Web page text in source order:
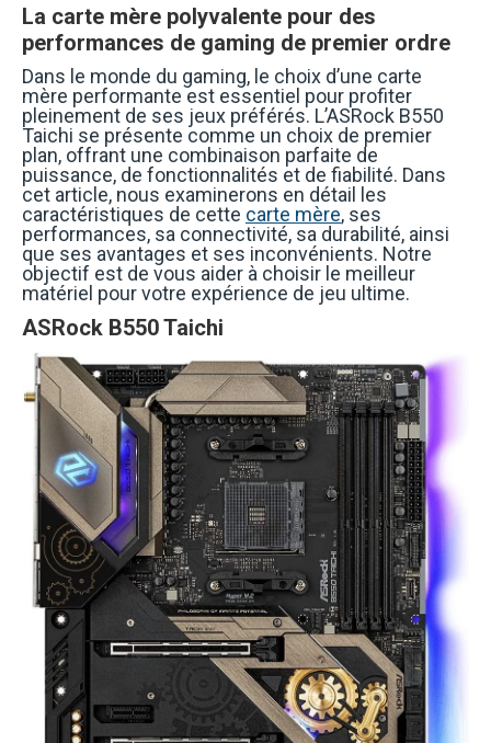
La carte mère polyvalente pour des
performances de gaming de premier ordre
Dans le monde du gaming, le choix d’une carte
mère performante est essentiel pour profiter
pleinement de ses jeux préférés. L’ASRock B550
Taichi se présente comme un choix de premier
plan, offrant une combinaison parfaite de
puissance, de fonctionnalités et de fiabilité. Dans
cet article, nous examinerons en détail les
caractéristiques de cette carte mère, ses
performances, sa connectivité, sa durabilité, ainsi
que ses avantages et ses inconvénients. Notre
objectif est de vous aider à choisir le meilleur
matériel pour votre expérience de jeu ultime.
ASRock B550 Taichi